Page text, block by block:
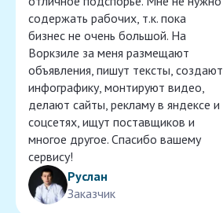
содержать рабочих, т.к. пока
бизнес не очень большой. На
Воркзиле за меня размещают
объявления, пишут тексты, создают
инфографику, монтируют видео,
делают сайты, рекламу в яндексе и
соцсетях, ищут поставщиков и
многое другое. Спасибо вашему
сервису!
Руслан
Заказчик